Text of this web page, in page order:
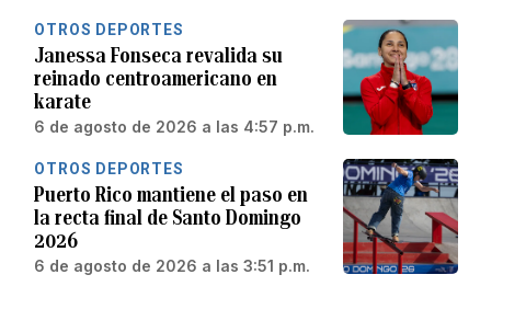
OTROS DEPORTES
Janessa Fonseca revalida su
reinado centroamericano en
karate
6 de agosto de 2026 a las 4:57 p.m.
OTROS DEPORTES
Puerto Rico mantiene el paso en
la recta final de Santo Domingo
2026
6 de agosto de 2026 a las 3:51 p.m.